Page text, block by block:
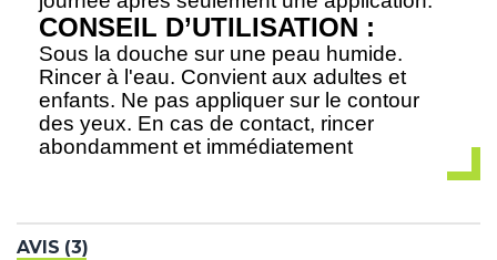
CONSEIL D’UTILISATION :
Sous la douche sur une peau humide.
Rincer à l'eau. Convient aux adultes et
enfants. Ne pas appliquer sur le contour
des yeux. En cas de contact, rincer
abondamment et immédiatement
AVIS (3)